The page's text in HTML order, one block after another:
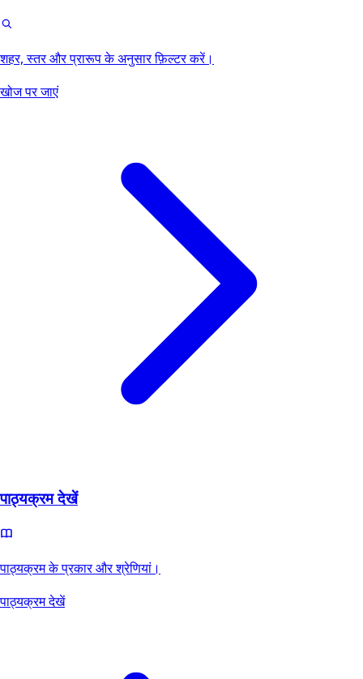
शहर, स्तर और प्रारूप के अनुसार फ़िल्टर करें।
खोज पर जाएं
पाठ्यक्रम देखें
पाठ्यक्रम के प्रकार और श्रेणियां।
पाठ्यक्रम देखें